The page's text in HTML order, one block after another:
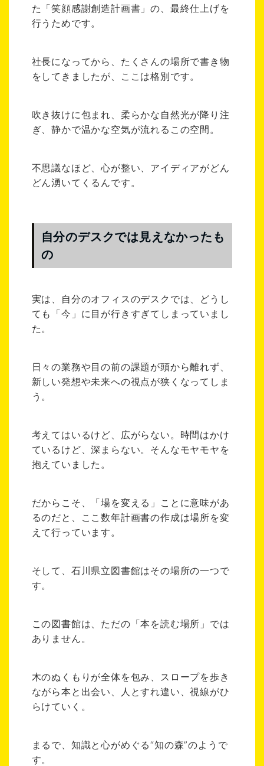
た「笑顔感謝創造計画書」の、最終仕上げを
行うためです。
社長になってから、たくさんの場所で書き物
をしてきましたが、ここは格別です。
吹き抜けに包まれ、柔らかな自然光が降り注
ぎ、静かで温かな空気が流れるこの空間。
不思議なほど、心が整い、アイディアがどん
どん湧いてくるんです。
自分のデスクでは見えなかったも
の
実は、自分のオフィスのデスクでは、どうし
ても「今」に目が行きすぎてしまっていまし
た。
日々の業務や目の前の課題が頭から離れず、
新しい発想や未来への視点が狭くなってしま
う。
考えてはいるけど、広がらない。時間はかけ
ているけど、深まらない。そんなモヤモヤを
抱えていました。
だからこそ、「場を変える」ことに意味があ
るのだと、ここ数年計画書の作成は場所を変
えて行っています。
そして、石川県立図書館はその場所の一つで
す。
この図書館は、ただの「本を読む場所」では
ありません。
木のぬくもりが全体を包み、スロープを歩き
ながら本と出会い、人とすれ違い、視線がひ
らけていく。
まるで、知識と心がめぐる“知の森”のようで
す。